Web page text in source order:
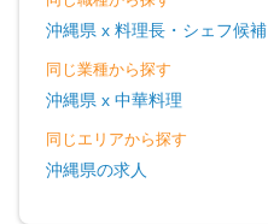
沖縄県 x 料理長・シェフ候補
同じ業種から探す
沖縄県 x 中華料理
同じエリアから探す
沖縄県の求人